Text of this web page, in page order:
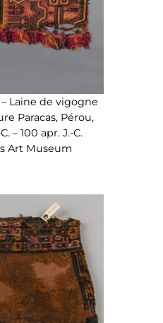
Laine de vigogne
Paracas, Pérou,
– 100 apr. J.-C.
Art Museum